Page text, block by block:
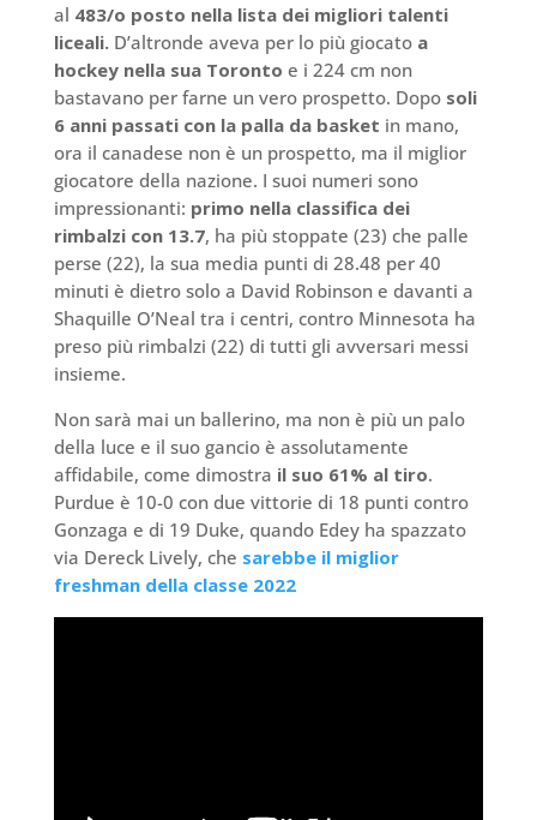
al 483/o posto nella lista dei migliori talenti
liceali.D’altronde aveva per lo più giocato a
hockey nella sua Toronto e i 224 cm non
bastavano per farne un vero prospetto. Dopo soli
6 anni passati con la palla da basket in mano,
ora il canadese non è un prospetto, ma il miglior
giocatore della nazione. I suoi numeri sono
impressionanti: primo nella classifica dei
rimbalzi con 13.7, ha più stoppate (23) che palle
perse (22), la sua media punti di 28.48 per 40
minuti è dietro solo a David Robinson e davanti a
Shaquille O’Neal tra i centri, contro Minnesota ha
preso più rimbalzi (22) di tutti gli avversari messi
insieme.
Non sarà mai un ballerino, ma non è più un palo
della luce e il suo gancio è assolutamente
affidabile, come dimostra il suo 61% al tiro.
Purdue è 10-0 con due vittorie di 18 punti contro
Gonzaga e di 19 Duke, quando Edey ha spazzato
via Dereck Lively, che sarebbe il miglior
freshman della classe 2022